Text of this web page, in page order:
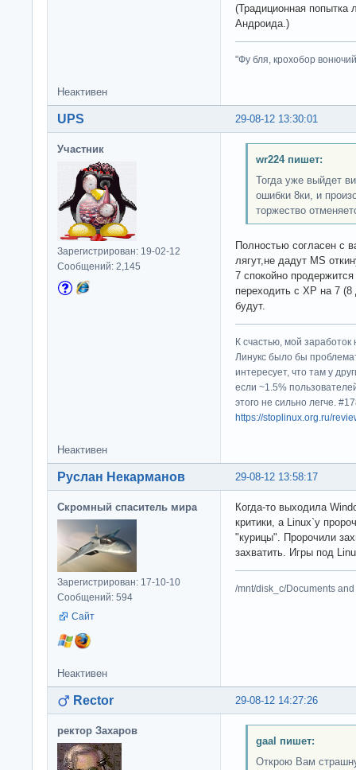
(Традиционная попытка
Андроида.)
"Фу бля, крохобор
Неактивен
29-08-12 13:30:01
UPS
Участник
Зарегистрирован: 19-02-12
Сообщений: 2,145
wr224 пишет:
Тогда уже выйдет
ошибки 8ки, и
торжество
Полностью согласен с
лягут,не дадут MS
7 спокойно
переходить с XP на 7 (8
будут.
К счастью, мой
Линукс было бы
интересует, что там у
если ~1.5%
этого не сильно легче.
https://stoplinux.org.ru/
Неактивен
29-08-12 13:58:17
Руслан Некарманов
Скромный спаситель мира
Зарегистрирован: 17-10-10
Сообщений: 594
Сайт
Когда-то выходила
критики, а Linux`у
"курицы". Пророчили
захватить. Игры под
/mnt/disk_c/Documents
Неактивен
29-08-12 14:27:26
Rector
ректор Захаров
gaal пишет:
Открою Вам